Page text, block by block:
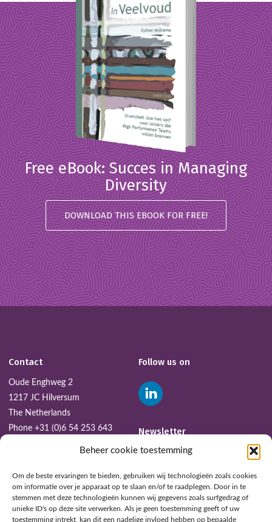
Beheer cookie toestemming
Om de beste ervaringen te bieden, gebruiken wij technologieën zoals cookies
om informatie over je apparaat op te slaan en/of te raadplegen. Door in te
stemmen met deze technologieën kunnen wij gegevens zoals surfgedrag of
unieke ID's op deze site verwerken. Als je geen toestemming geeft of uw
toestemming intrekt, kan dit een nadelige invloed hebben op bepaalde
Free eBook: Succes in Managing
Diversity
DOWNLOAD THIS EBOOK FOR FREE!
Contact
Oude Enghweg 2
1217 JC Hilversum
The Netherlands
Phone +31 (0)6 54 253 643
Follow us on
Newsletter